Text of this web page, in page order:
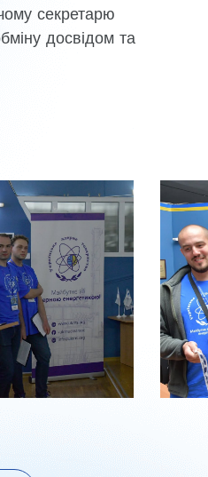
секретарю
досвідом та